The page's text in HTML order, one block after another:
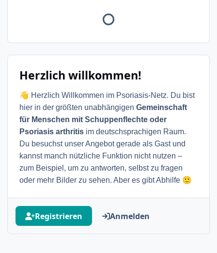
Herzlich willkommen!
👋 Herzlich Willkommen im Psoriasis-Netz. Du bist
hier in der größten unabhängigen Gemeinschaft
für Menschen mit Schuppenflechte oder
Psoriasis arthritis im deutschsprachigen Raum.
Du besuchst unser Angebot gerade als Gast und
kannst manch nützliche Funktion nicht nutzen –
zum Beispiel, um zu antworten, selbst zu fragen
oder mehr Bilder zu sehen. Aber es gibt Abhilfe 🙂
Registrieren Anmelden